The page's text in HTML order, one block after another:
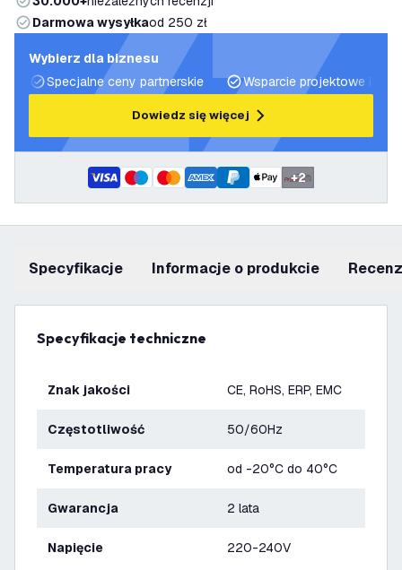
Darmowa wysyłkaod 250 zł
Wybierz dla biznesu
Specjalne ceny partnerskie
Wsparcie projektowe i
Dowiedz się więcej
+2
Specyfikacje informacje o produkcie
Specyfikacje techniczne
Znak jakości CE, RoHS, ERP, EMC
Częstotliwość 50/60Hz
Temperatura pracy od -20°C do 40°C
Gwarancja 2 lata
Napięcie 220-240V